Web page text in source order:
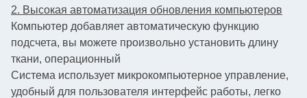
2. Высокая автоматизация обновления компьютеров
Компьютер добавляет автоматическую функцию
подсчета, вы можете произвольно установить длину
ткани, операционный
Система использует микрокомпьютерное управление,
удобный для пользователя интерфейс работы, легко